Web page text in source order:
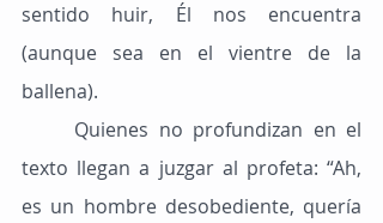
sentido huir, Él nos encuentra
(aunque sea en el vientre de la
ballena).
texto llegan a juzgar al profeta: “Ah,
es un hombre desobediente, quería